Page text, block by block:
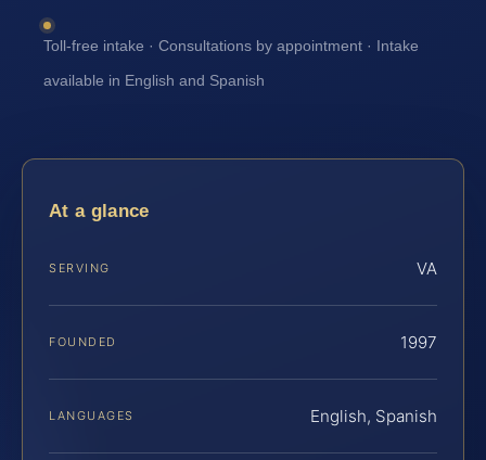
Toll-free intake · Consultations by appointment · Intake
available in English and Spanish
At a glance
SERVING VA
FOUNDED 1997
LANGUAGES English, Spanish